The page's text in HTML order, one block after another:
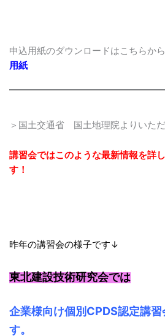
申込用紙のダウンロードはこちらか
用紙
＞国土交通省 国土地理院よりいた
講習会ではこのような最新情報を詳
す！
昨年の講習会の様子です↓
東北建設技術研究会では
企業様向け個別CPDS認定講習
す。